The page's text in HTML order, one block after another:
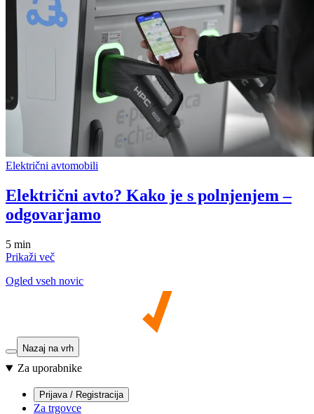
Električni avtomobili
Električni avto? Kako je s polnjenjem –
odgovarjamo
5 min
Prikaži več
Ogled vseh novic
Nazaj na vrh
Za uporabnike
Prijava / Registracija
Za trgovce